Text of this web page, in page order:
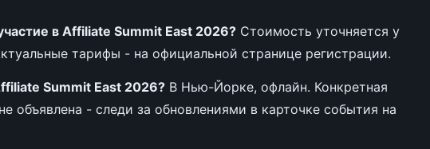
в Affiliate Summit East 2026? Стоимость уточняется у
тарифы - на официальной странице регистрации.
Summit East 2026? В Нью-Йорке, офлайн. Конкретная
объявлена - следи за обновлениями в карточке события на